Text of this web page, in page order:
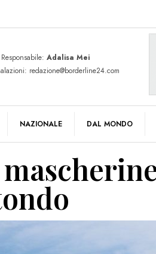
Adalisa Mei
redazione@borderline24.com
NAZIONALE DAL MONDO